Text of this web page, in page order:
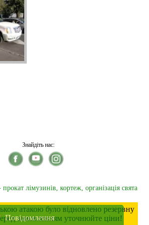
Знайдіть нас:
лімузинів, кортеж, організація свята
атакою було відновлено резервну
замовленням уточнюйте ціни!
Повідомлення